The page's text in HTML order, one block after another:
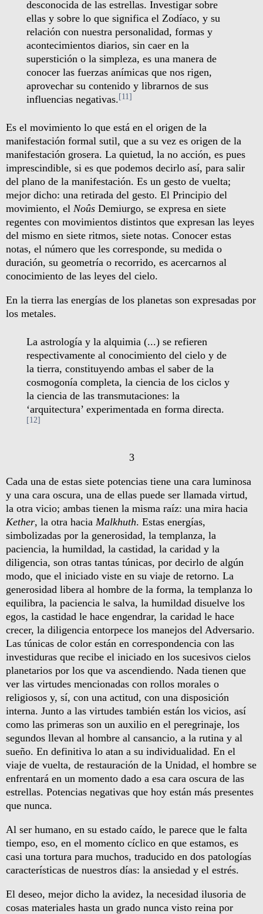
desconocida de las estrellas. Investigar sobre
ellas y sobre lo que significa el Zodíaco, y su
relación con nuestra personalidad, formas y
acontecimientos diarios, sin caer en la
superstición o la simpleza, es una manera de
conocer las fuerzas anímicas que nos rigen,
aprovechar su contenido y librarnos de sus
influencias negativas.[11]
Es el movimiento lo que está en el origen de la
manifestación formal sutil, que a su vez es origen de la
manifestación grosera. La quietud, la no acción, es pues
imprescindible, si es que podemos decirlo así, para salir
del plano de la manifestación. Es un gesto de vuelta;
mejor dicho: una retirada del gesto. El Principio del
movimiento, el Noûs Demiurgo, se expresa en siete
regentes con movimientos distintos que expresan las leyes
del mismo en siete ritmos, siete notas. Conocer estas
notas, el número que les corresponde, su medida o
duración, su geometría o recorrido, es acercarnos al
conocimiento de las leyes del cielo.
En la tierra las energías de los planetas son expresadas por
los metales.
La astrología y la alquimia (...) se refieren
respectivamente al conocimiento del cielo y de
la tierra, constituyendo ambas el saber de la
cosmogonía completa, la ciencia de los ciclos y
la ciencia de las transmutaciones: la
‘arquitectura’ experimentada en forma directa.
[12]
3
Cada una de estas siete potencias tiene una cara luminosa
y una cara oscura, una de ellas puede ser llamada virtud,
la otra vicio; ambas tienen la misma raíz: una mira hacia
Kether, la otra hacia Mal­khuth. Estas energías,
simbolizadas por la generosidad, la templanza, la
paciencia, la humildad, la castidad, la caridad y la
diligencia, son otras tantas túnicas, por decirlo de algún
modo, que el iniciado viste en su viaje de retorno. La
generosidad libera al hombre de la forma, la templanza lo
equilibra, la paciencia le salva, la humildad disuelve los
egos, la castidad le hace engendrar, la caridad le hace
crecer, la diligencia entorpece los manejos del Adversario.
Las túnicas de color están en correspondencia con las
investiduras que recibe el iniciado en los sucesivos cielos
planetarios por los que va ascendiendo. Nada tienen que
ver las virtudes mencionadas con rollos morales o
religiosos y, sí, con una actitud, con una disposición
interna. Junto a las virtudes también están los vicios, así
como las primeras son un auxilio en el peregrinaje, los
segundos llevan al hombre al cansancio, a la rutina y al
sueño. En definitiva lo atan a su individualidad. En el
viaje de vuelta, de restauración de la Unidad, el hombre se
enfrentará en un momento dado a esa cara oscura de las
estrellas. Potencias negativas que hoy están más presentes
que nunca.
Al ser humano, en su estado caído, le parece que le falta
tiempo, eso, en el momento cíclico en que estamos, es
casi una tortura para muchos, traducido en dos patologías
características de nuestros días: la ansiedad y el estrés.
El deseo, mejor dicho la avidez, la necesidad ilusoria de
cosas materiales hasta un grado nunca visto reina por